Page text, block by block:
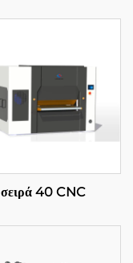
σειρά 40 CNC